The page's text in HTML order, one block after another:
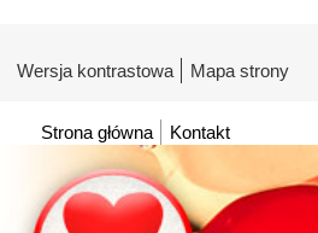
Wersja kontrastowa Mapa strony
Strona główna Kontakt